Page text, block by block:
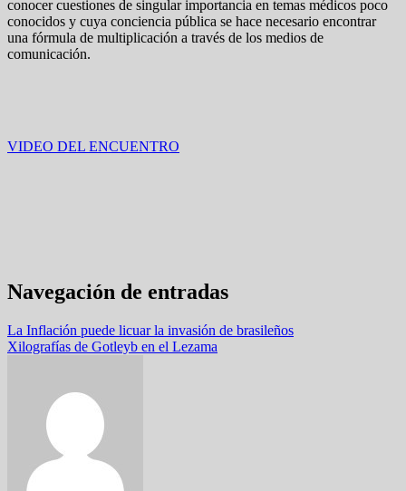
conocer cuestiones de singular importancia en temas médicos poco
conocidos y cuya conciencia pública se hace necesario encontrar
una fórmula de multiplicación a través de los medios de
comunicación.
VIDEO DEL ENCUENTRO
Navegación de entradas
La Inflación puede licuar la invasión de brasileños
Xilografías de Gotleyb en el Lezama